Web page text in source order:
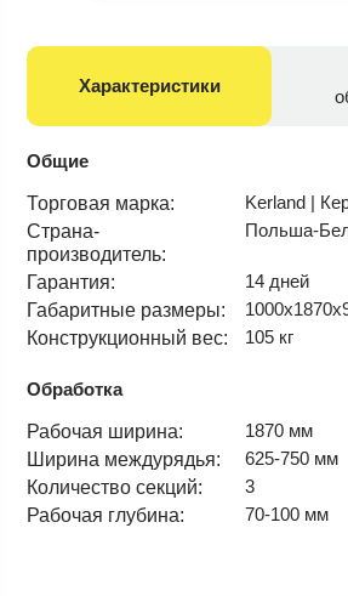
Характеристики
Общие
Торговая марка:
Kerland |
Страна-
производитель:
Польша-
Гарантия:
14 дней
Габаритные размеры:
Конструкционный вес:
105 кг
Обработка
Рабочая ширина:
1870 мм
Ширина междурядья:
625-750 мм
Количество секций:
3
Рабочая глубина:
70-100 мм